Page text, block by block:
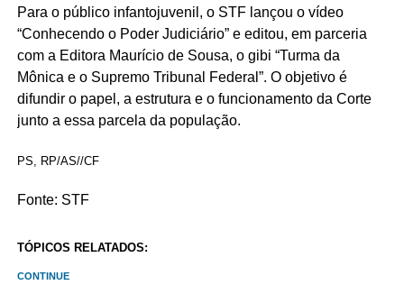
Para o público infantojuvenil, o STF lançou o vídeo
“Conhecendo o Poder Judiciário” e editou, em parceria
com a Editora Maurício de Sousa, o gibi “Turma da
Mônica e o Supremo Tribunal Federal”. O objetivo é
difundir o papel, a estrutura e o funcionamento da Corte
junto a essa parcela da população.
PS, RP/AS//CF
Fonte: STF
TÓPICOS RELATADOS:
CONTINUE